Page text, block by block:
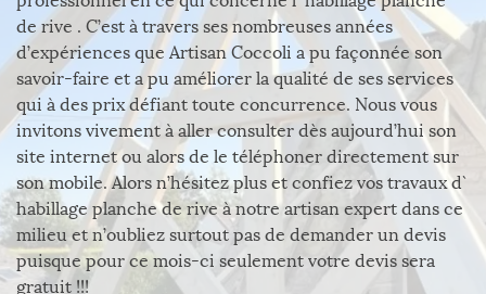
de rive . C’est à travers ses nombreuses années
d’expériences que Artisan Coccoli a pu façonnée son
savoir-faire et a pu améliorer la qualité de ses services
qui à des prix défiant toute concurrence. Nous vous
invitons vivement à aller consulter dès aujourd’hui son
site internet ou alors de le téléphoner directement sur
son mobile. Alors n’hésitez plus et confiez vos travaux d`
habillage planche de rive à notre artisan expert dans ce
milieu et n’oubliez surtout pas de demander un devis
puisque pour ce mois-ci seulement votre devis sera
gratuit !!!